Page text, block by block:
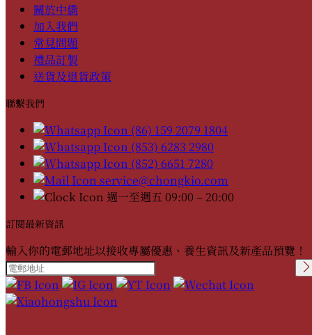
關於中僑
加入我們
常見問題
禮品訂製
送貨及退貨政策
聯繫我們
(86) 159 2079 1804
(853) 6283 2980
(852) 6651 7280
service@chongkio.com
週一至週五 09:00 – 20:00
訂閱最新資訊
輸入你的電郵地址以接收專屬優惠、養生資訊及新產品預覽！
Please leave this field
empty.